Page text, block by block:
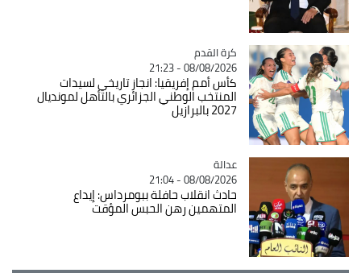
Catégorie
كرة القدم
08/08/2026 - 21:23
كأس أمم إفريقيا: انجاز تاريخي لسيدات
المنتخب الوطني الجزائري بالتأهل لمونديال
2027 بالبرازيل
Catégorie
عدالة
08/08/2026 - 21:04
حادث انقلاب حافلة ببومرداس: إيداع
المتهمين رهن الحبس المؤقت